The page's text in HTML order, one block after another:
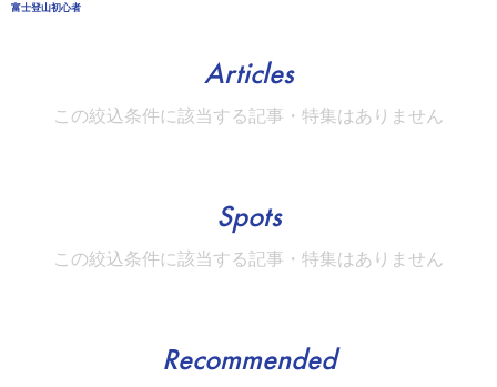
富士登山初心者
Articles
この絞込条件に該当する記事・特集はありません
Spots
この絞込条件に該当する記事・特集はありません
Recommended